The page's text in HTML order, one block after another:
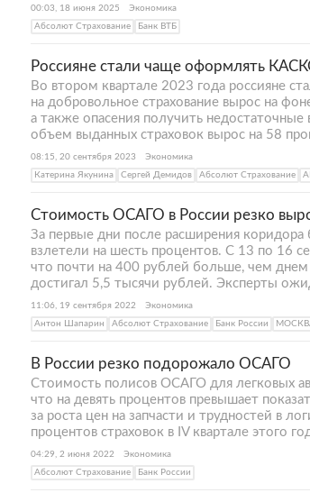
00:03, 18 июня 2025
Экономика
Абсолют Страхование
Банк ВТБ
Россияне стали чаще оформлять
Во втором квартале 2023 года россияне
на добровольное страхование вырос на
а также опасения получить
объем выданных страховок вырос на 58
08:15, 20 сентября 2023
Экономика
Катерина Якунина
Сергей Демидов Абсолют Страхование
Стоимость ОСАГО в России резко
За первые дни после расширения
взлетели на шесть процентов. С 13 по 16
что почти на 400 рублей больше, чем днем
достигал 5,5 тысячи рублей. Эксперты
11:06, 19 сентября 2022
Экономика
Антон Шапарин
Абсолют Страхование Банк России
В России резко подорожало ОСАГО
Стоимость полисов ОСАГО для легковых
что на девять процентов превышает
за роста цен на запчасти и трудностей в
процентов страховок в IV квартале этого
04:29, 2 июня 2022
Экономика
Абсолют Страхование
Банк России